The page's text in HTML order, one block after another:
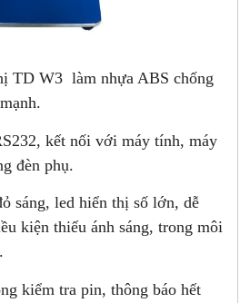
TD W3 làm nhựa ABS chống
kết nối với máy tính, máy
đèn phụ.
sáng, led hiển thị số lớn, dễ
kiện thiếu ánh sáng, trong môi
kiểm tra pin, thông báo hết